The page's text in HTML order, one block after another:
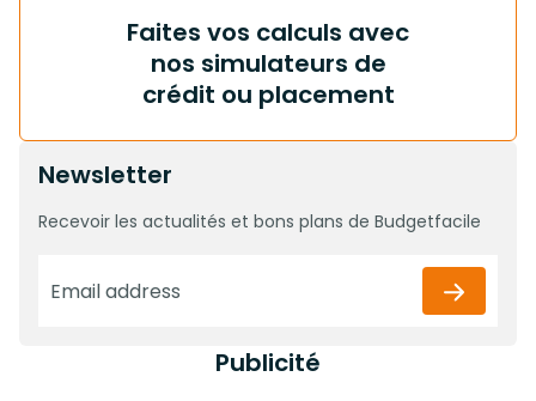
Faites vos calculs avec
nos simulateurs de
crédit ou placement
Newsletter
Recevoir les actualités et bons plans de Budgetfacile
Publicité